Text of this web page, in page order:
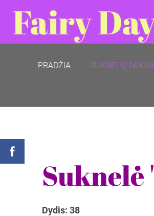
Fairy
PRADŽIA SUKNELIŲ
Suknelė
Dydis: 38